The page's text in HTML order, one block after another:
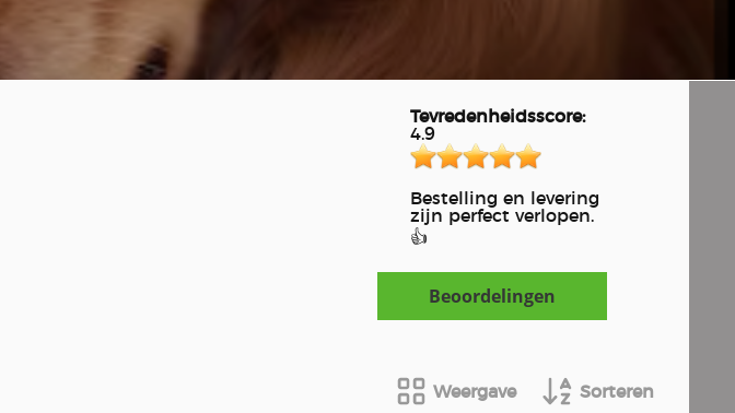
Tevredenheidsscore:
4.9
Bestelling en levering
zijn perfect verlopen.
👍
Beoordelingen
Weergave Sorteren